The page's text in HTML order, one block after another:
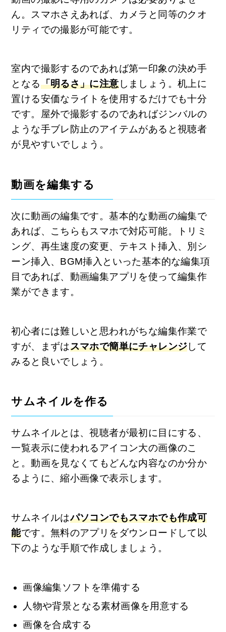
ん。スマホさえあれば、カメラと同等のクオ
リティでの撮影が可能です。
室内で撮影するのであれば第一印象の決め手
となる「明るさ」に注意しましょう。机上に
置ける安価なライトを使用するだけでも十分
です。屋外で撮影するのであればジンバルの
ような手ブレ防止のアイテムがあると視聴者
が見やすいでしょう。
動画を編集する
次に動画の編集です。基本的な動画の編集で
あれば、こちらもスマホで対応可能。トリミ
ング、再生速度の変更、テキスト挿入、別シ
ーン挿入、BGM挿入といった基本的な編集項
目であれば、動画編集アプリを使って編集作
業ができます。
初心者には難しいと思われがちな編集作業で
すが、まずはスマホで簡単にチャレンジして
みると良いでしょう。
サムネイルを作る
サムネイルとは、視聴者が最初に目にする、
一覧表示に使われるアイコン大の画像のこ
と。動画を見なくてもどんな内容なのか分か
るように、縮小画像で表示します。
サムネイルはパソコンでもスマホでも作成可
能です。無料のアプリをダウンロードして以
下のような手順で作成しましょう。
画像編集ソフトを準備する
人物や背景となる素材画像を用意する
画像を合成する